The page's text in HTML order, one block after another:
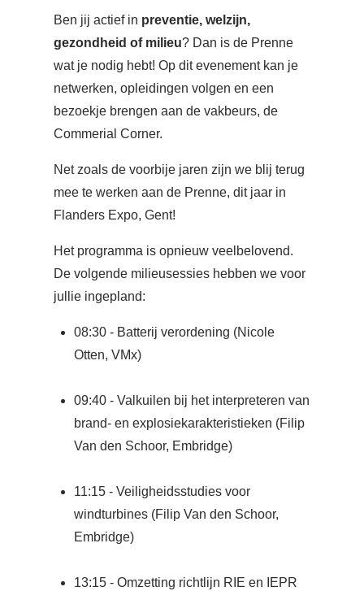
Ben jij actief in preventie, welzijn,
gezondheid of milieu? Dan is de Prenne
wat je nodig hebt! Op dit evenement kan je
netwerken, opleidingen volgen en een
bezoekje brengen aan de vakbeurs, de
Commerial Corner.
Net zoals de voorbije jaren zijn we blij terug
mee te werken aan de Prenne, dit jaar in
Flanders Expo, Gent!
Het programma is opnieuw veelbelovend.
De volgende milieusessies hebben we voor
jullie ingepland:
08:30 - Batterij verordening (Nicole
Otten, VMx)
09:40 - Valkuilen bij het interpreteren van
brand- en explosiekarakteristieken (Filip
Van den Schoor, Embridge)
11:15 - Veiligheidsstudies voor
windturbines (Filip Van den Schoor,
Embridge)
13:15 - Omzetting richtlijn RIE en IEPR
Français
Nederlands